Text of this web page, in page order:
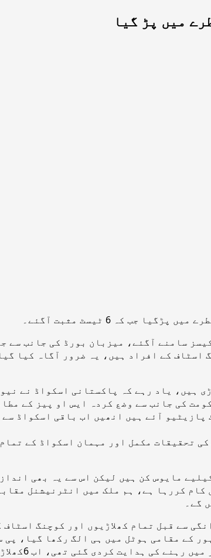
میں پڑ گیا
کہ 6 ٹیسٹ مثبت آگئے۔
قرنطینہ کرنے والی پاکستانی ٹیم میں 6کورونا کیسز سامنے
ذرائع کا کہنا ہے کہ مثبت ٹیسٹ آنے والے تمام 6 کھلاڑی ہیں،
ٹیسٹ کیلیے سیمپل بھی لیے گئے تھے، ان میں سے6 ٹیسٹ پازیٹیو
تحقیقات مکمل اور مہمان اسکواڈ کے
مایوس کن ہیں لیکن اس سے یہ بھی
کررہا ہے، ہم ملک میں انٹرنیشنل
گے۔
کے مقامی ہوٹل میں ہی الگ رکھا گیا،
تھی، اب 6کھلاڑیوں میں وائرس کی تصدیق ہوگئی ہے۔